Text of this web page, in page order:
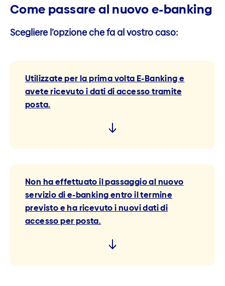
Come passare al nuovo e-banking
Scegliere l’opzione che fa al vostro caso:
Utilizzate per la prima volta E-Banking e
avete ricevuto i dati di accesso tramite
posta.
Non ha effettuato il passaggio al nuovo
servizio di e-banking entro il termine
previsto e ha ricevuto i nuovi dati di
accesso per posta.